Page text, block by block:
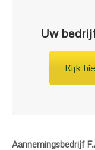
Uw
Kijk
Aannemingsbedrijf